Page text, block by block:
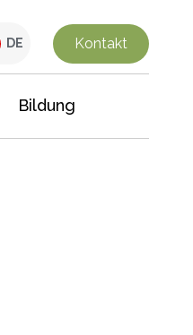
DE Kontakt
Bildung